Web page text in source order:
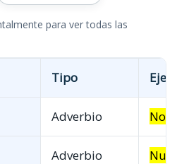
para ver todas las
Tipo
Adverbio No
Adverbio Nunca